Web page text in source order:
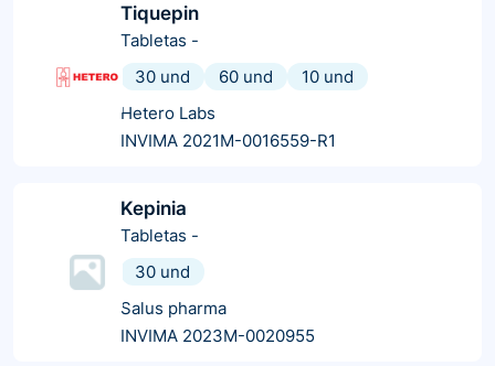
Tiquepin
Tabletas -
30 und
60 und
10 und
Hetero Labs
INVIMA 2021M-0016559-R1
Kepinia
Tabletas -
30 und
Salus pharma
INVIMA 2023M-0020955